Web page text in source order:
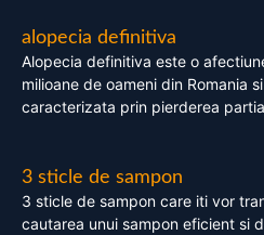
alopecia definitiva
Alopecia definitiva este o
milioane de oameni din Romania
caracterizata prin pierderea
3 sticle de sampon
3 sticle de sampon care iti vor
cautarea unui sampon eficient si